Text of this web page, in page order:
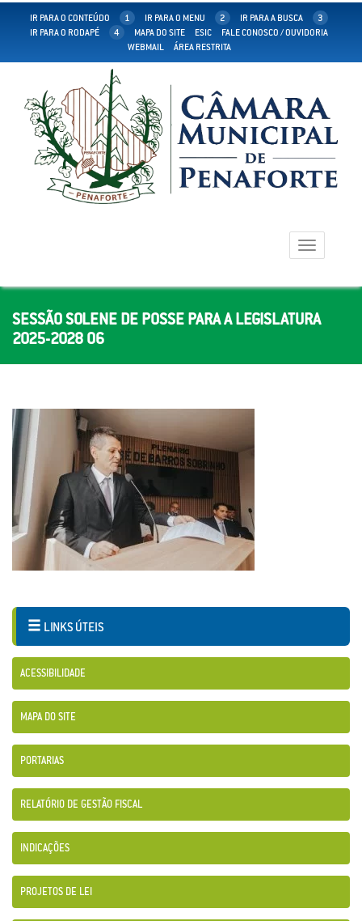
IR PARA O CONTEÚDO 1 IR PARA O MENU 2 IR PARA A BUSCA
3
IR PARA O RODAPÉ
4 MAPA DO SITE ESIC
FALE CONOSCO / OUVIDORIA
WEBMAIL
ÁREA RESTRITA
Toggle
navigation
SESSÃO SOLENE DE POSSE PARA A LEGISLATURA
2025-2028 06
LINKS ÚTEIS
ACESSIBILIDADE
MAPA DO SITE
PORTARIAS
RELATÓRIO DE GESTÃO FISCAL
INDICAÇÕES
PROJETOS DE LEI